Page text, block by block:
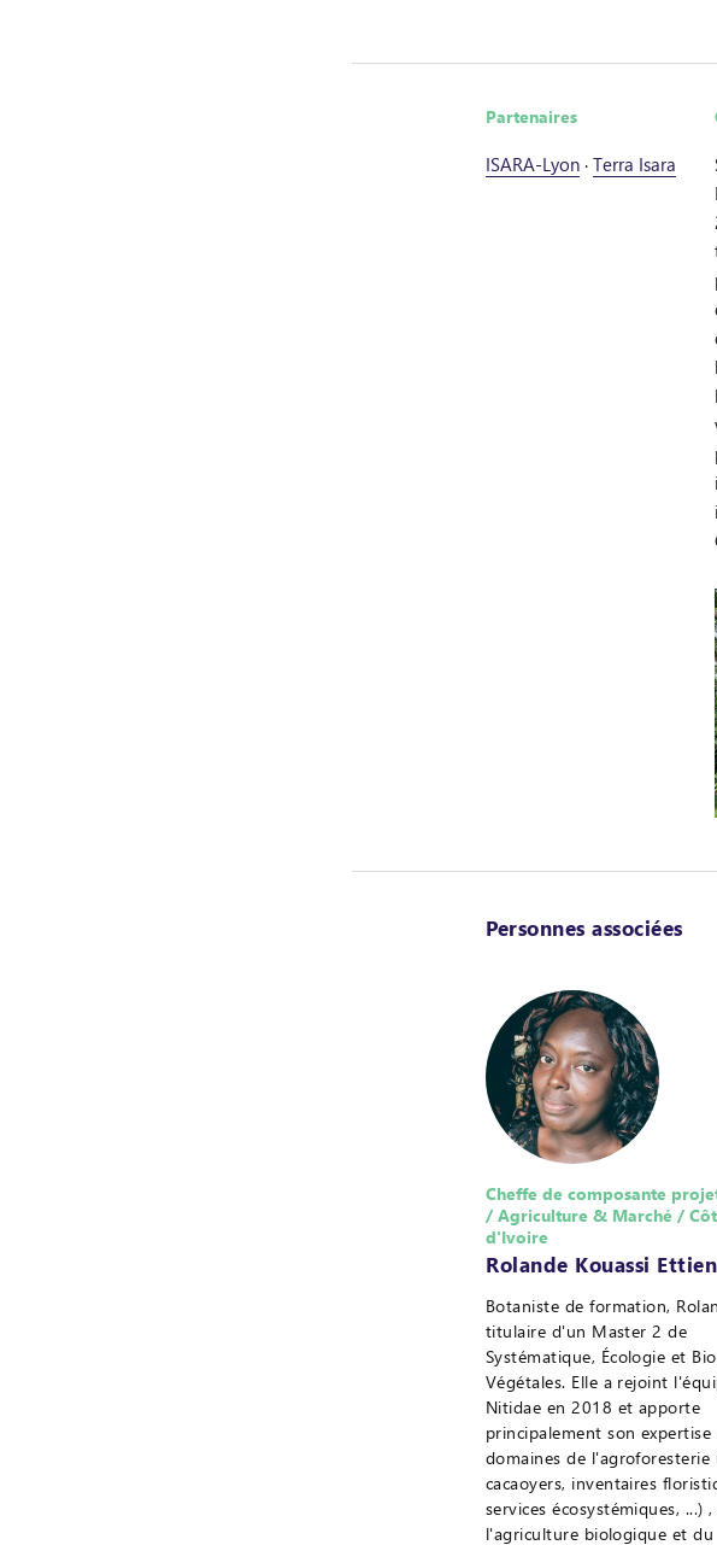
Partenaires
ISARA-Lyon · Terra Isara
Personnes associées
Cheffe de composante
/ Agriculture & Marché /
d'Ivoire
Rolande Kouassi Ettien
Botaniste de formation,
titulaire d'un Master 2 de
Systématique, Écologie et
Végétales. Elle a rejoint
Nitidae en 2018 et apporte
principalement son expertise
domaines de l'agroforesterie
cacaoyers, inventaires
services écosystémiques, ...)
l'agriculture biologique et du